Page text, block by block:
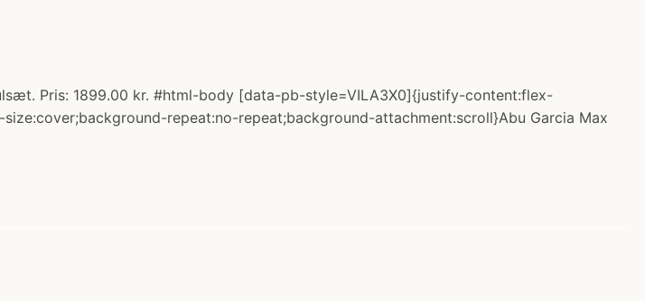
Pris: 1899.00 kr. #html-body [data-pb-style=VILA3X0]{justify-content:flex-
repeat:no-repeat;background-attachment:scroll}Abu Garcia Max